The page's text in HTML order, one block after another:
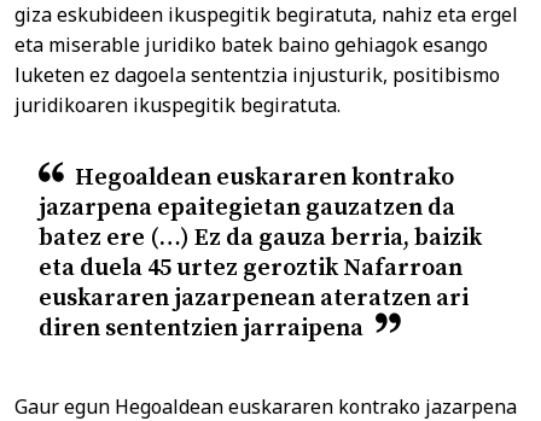
giza eskubideen ikuspegitik begiratuta, nahiz eta ergel
eta miserable juridiko batek baino gehiagok esango
luketen ez dagoela sententzia injusturik, positibismo
juridikoaren ikuspegitik begiratuta.
Hegoaldean euskararen kontrako
jazarpena epaitegietan gauzatzen da
batez ere (…) Ez da gauza berria, baizik
eta duela 45 urtez geroztik Nafarroan
euskararen jazarpenean ateratzen ari
diren sententzien jarraipena
Gaur egun Hegoaldean euskararen kontrako jazarpena